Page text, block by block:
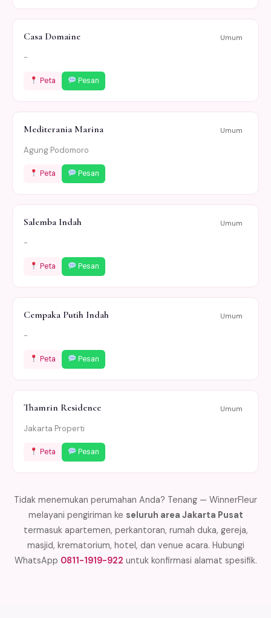
Casa Domaine Umum
-
Peta Pesan
Mediterania Marina Umum
Agung Podomoro
Peta Pesan
Salemba Indah Umum
-
Peta Pesan
Cempaka Putih Indah Umum
-
Peta Pesan
Thamrin Residence Umum
Jakarta Properti
Peta Pesan
Tidak menemukan perumahan Anda? Tenang — WinnerFleur
melayani pengiriman ke seluruh area Jakarta Pusat
termasuk apartemen, perkantoran, rumah duka, gereja,
masjid, krematorium, hotel, dan venue acara. Hubungi
WhatsApp 0811-1919-922 untuk konfirmasi alamat spesifik.